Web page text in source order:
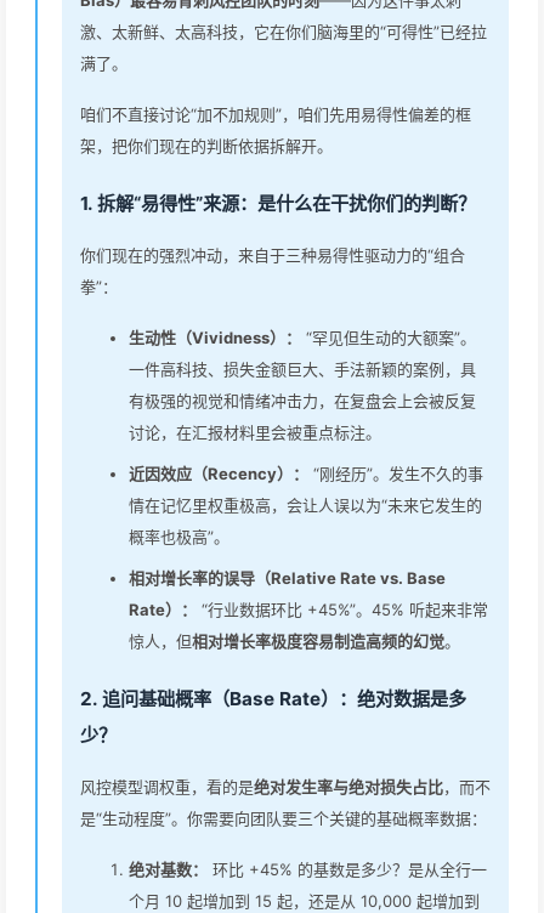
激、太新鲜、太高科技，它在你们脑海里的“可得性”已经拉
满了。
咱们不直接讨论“加不加规则”，咱们先用易得性偏差的框
架，把你们现在的判断依据拆解开。
1. 拆解“易得性”来源：是什么在干扰你们的判断？
你们现在的强烈冲动，来自于三种易得性驱动力的“组合
拳”：
生动性（Vividness）：
“罕见但生动的大额案”。
一件高科技、损失金额巨大、手法新颖的案例，具
有极强的视觉和情绪冲击力，在复盘会上会被反复
讨论，在汇报材料里会被重点标注。
近因效应（Recency）：
“刚经历”。发生不久的事
情在记忆里权重极高，会让人误以为“未来它发生的
概率也极高”。
相对增长率的误导（Relative Rate vs. Base
Rate）：
“行业数据环比 +45%”。45% 听起来非常
惊人，但相对增长率极度容易制造高频的幻觉。
2. 追问基础概率（Base Rate）：绝对数据是多
少？
风控模型调权重，看的是绝对发生率与绝对损失占比，而不
是“生动程度”。你需要向团队要三个关键的基础概率数据：
绝对基数：
环比 +45% 的基数是多少？是从全行一
个月 10 起增加到 15 起，还是从 10,000 起增加到